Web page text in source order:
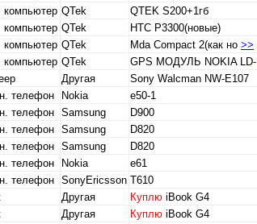
компьютер QTek QTEK S200+1гб
компьютер QTek HTC P3300(новые)
компьютер QTek Mda Compact 2(как но >>
компьютер QTek GPS МОДУЛЬ NOKIA LD-
Другая Sony Walcman NW-E107
телефон Nokia e50-1
телефон Samsung D900
телефон Samsung D820
телефон Samsung D820
телефон Nokia e61
телефон SonyEricsson T610
Другая Куплю iBook G4
Другая Куплю iBook G4